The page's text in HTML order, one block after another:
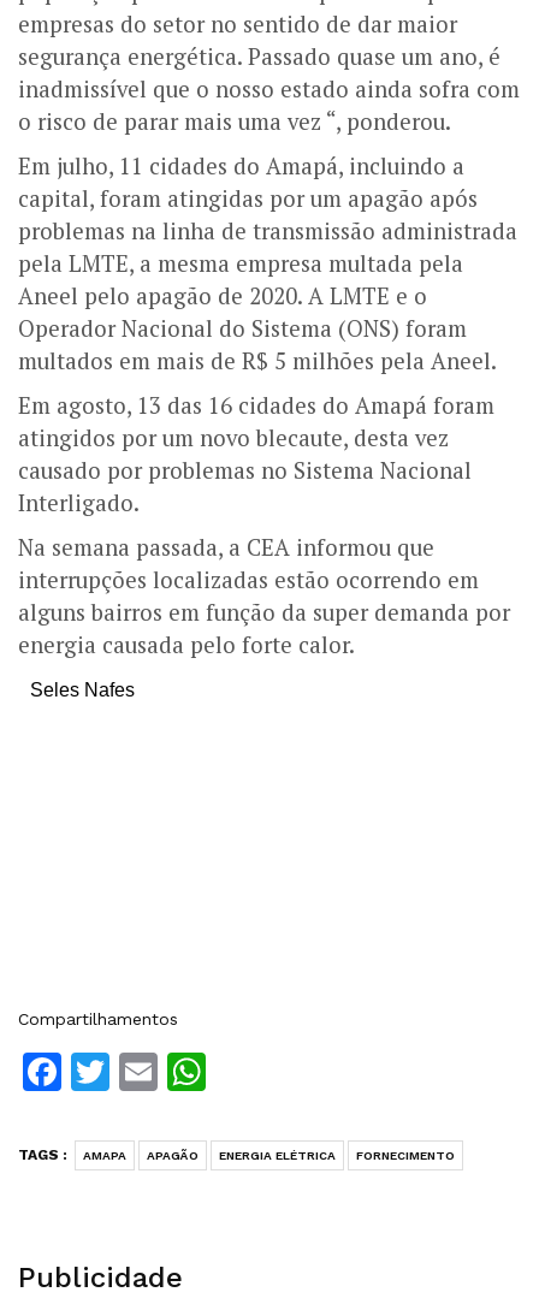
empresas do setor no sentido de dar maior
segurança energética. Passado quase um ano, é
inadmissível que o nosso estado ainda sofra com
o risco de parar mais uma vez “, ponderou.
Em julho, 11 cidades do Amapá, incluindo a
capital, foram atingidas por um apagão após
problemas na linha de transmissão administrada
pela LMTE, a mesma empresa multada pela
Aneel pelo apagão de 2020. A LMTE e o
Operador Nacional do Sistema (ONS) foram
multados em mais de R$ 5 milhões pela Aneel.
Em agosto, 13 das 16 cidades do Amapá foram
atingidos por um novo blecaute, desta vez
causado por problemas no Sistema Nacional
Interligado.
Na semana passada, a CEA informou que
interrupções localizadas estão ocorrendo em
alguns bairros em função da super demanda por
energia causada pelo forte calor.
Seles Nafes
Compartilhamentos
Facebook
Twitter
Email
TAGS : AMAPA APAGÃO ENERGIA ELÉTRICA FORNECIMENTO
Publicidade